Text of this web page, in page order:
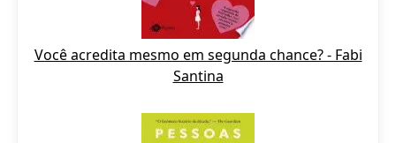
Você acredita mesmo em segunda chance? - Fabi
Santina